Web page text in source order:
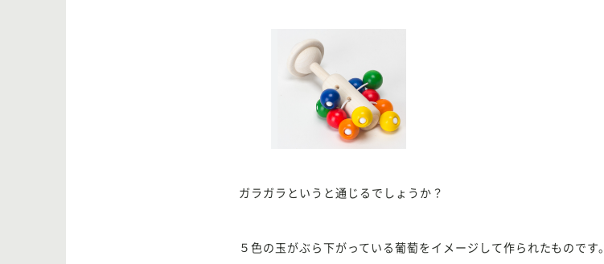
ガラガラというと通じるでしょうか？
５色の玉がぶら下がっている葡萄をイメージして作られたものです。